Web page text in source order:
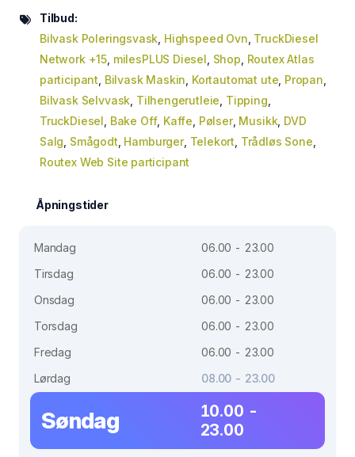
Tilbud:
Bilvask Poleringsvask Highspeed Ovn TruckDiesel
Network +15 milesPLUS Diesel Shop Routex Atlas
participant Bilvask Maskin Kortautomat ute Propan
Bilvask Selvvask Tilhengerutleie Tipping
TruckDiesel Bake Off, Kaffe Pølser, Musikk, DVD
Salg Smågodt Hamburger, Telekort Trådløs Sone
Routex Web Site participant
Åpningstider
Mandag
06.00 - 23.00
Tirsdag
06.00 - 23.00
Onsdag
06.00 - 23.00
Torsdag
06.00 - 23.00
Fredag
06.00 - 23.00
Lørdag
08.00 - 23.00
Søndag
10.00 -
23.00